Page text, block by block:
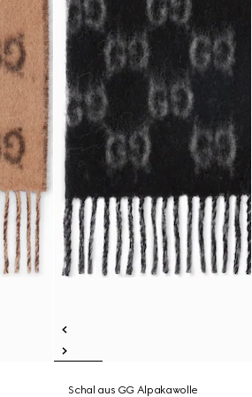
Schal aus GG Alpakawolle